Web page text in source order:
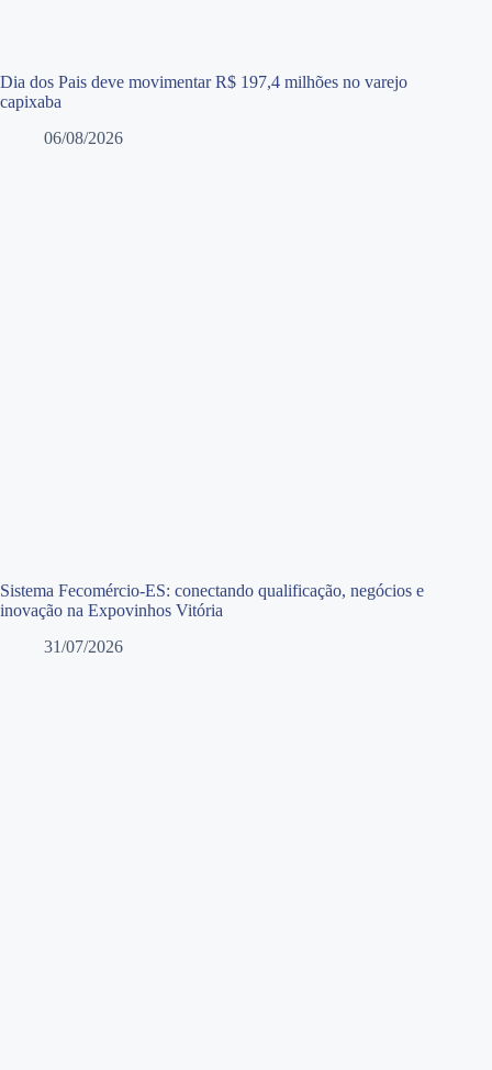
Dia dos Pais deve movimentar R$ 197,4 milhões no varejo
capixaba
06/08/2026
Sistema Fecomércio-ES: conectando qualificação, negócios e
inovação na Expovinhos Vitória
31/07/2026